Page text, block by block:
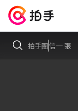
拍手圈信一 張